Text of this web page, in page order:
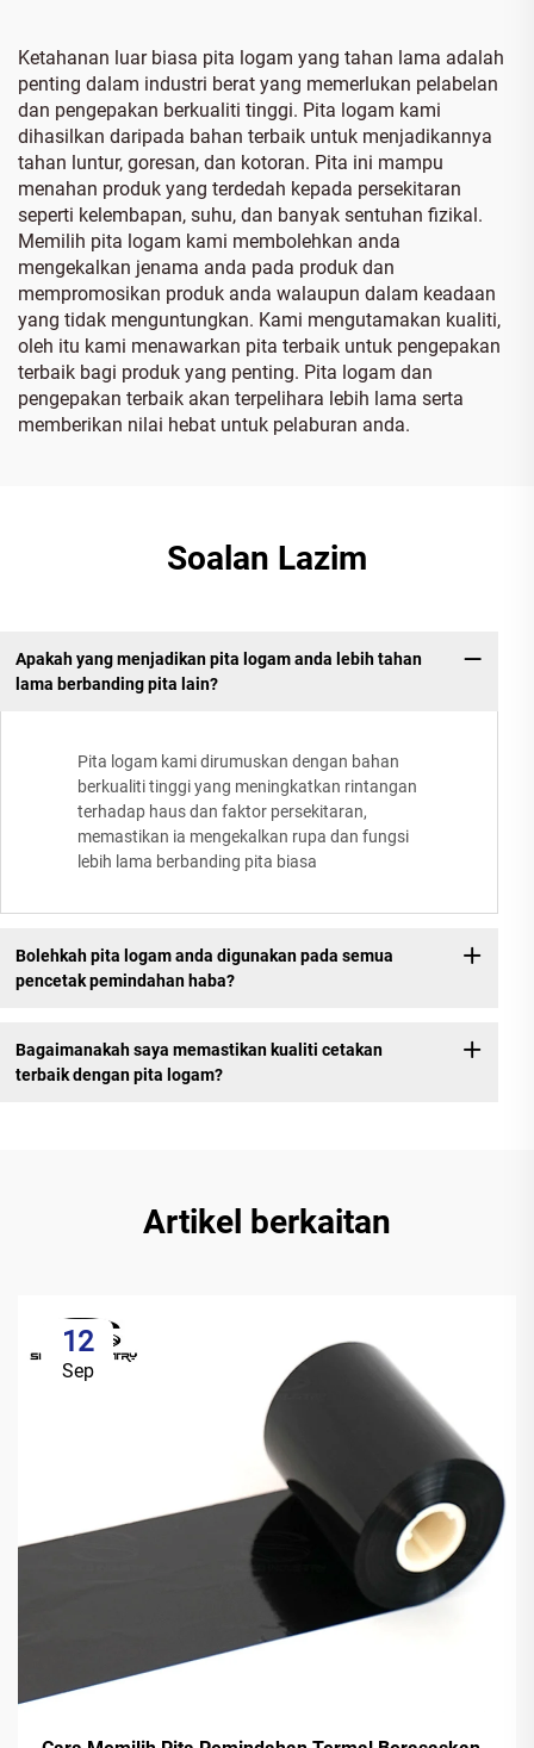
Ketahanan luar biasa pita logam yang tahan lama adalah
penting dalam industri berat yang memerlukan pelabelan
dan pengepakan berkualiti tinggi. Pita logam kami
dihasilkan daripada bahan terbaik untuk menjadikannya
tahan luntur, goresan, dan kotoran. Pita ini mampu
menahan produk yang terdedah kepada persekitaran
seperti kelembapan, suhu, dan banyak sentuhan fizikal.
Memilih pita logam kami membolehkan anda
mengekalkan jenama anda pada produk dan
mempromosikan produk anda walaupun dalam keadaan
yang tidak menguntungkan. Kami mengutamakan kualiti,
oleh itu kami menawarkan pita terbaik untuk pengepakan
terbaik bagi produk yang penting. Pita logam dan
pengepakan terbaik akan terpelihara lebih lama serta
memberikan nilai hebat untuk pelaburan anda.
Soalan Lazim
Apakah yang menjadikan pita logam anda lebih tahan
lama berbanding pita lain?
Pita logam kami dirumuskan dengan bahan
berkualiti tinggi yang meningkatkan rintangan
terhadap haus dan faktor persekitaran,
memastikan ia mengekalkan rupa dan fungsi
lebih lama berbanding pita biasa
Bolehkah pita logam anda digunakan pada semua
pencetak pemindahan haba?
Bagaimanakah saya memastikan kualiti cetakan
terbaik dengan pita logam?
Artikel berkaitan
12
Sep